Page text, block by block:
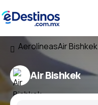
AerolíneasAir Bishkek
Air Bishkek